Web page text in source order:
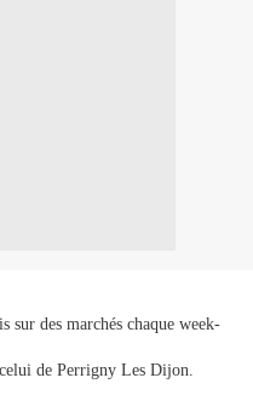
sur des marchés chaque week-
de Perrigny Les Dijon.